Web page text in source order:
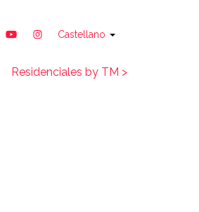
Castellano
Residenciales by TM >